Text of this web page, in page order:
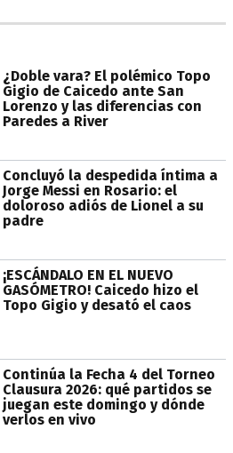
¿Doble vara? El polémico Topo
Gigio de Caicedo ante San
Lorenzo y las diferencias con
Paredes a River
Concluyó la despedida íntima a
Jorge Messi en Rosario: el
doloroso adiós de Lionel a su
padre
¡ESCÁNDALO EN EL NUEVO
GASÓMETRO! Caicedo hizo el
Topo Gigio y desató el caos
Continúa la Fecha 4 del Torneo
Clausura 2026: qué partidos se
juegan este domingo y dónde
verlos en vivo